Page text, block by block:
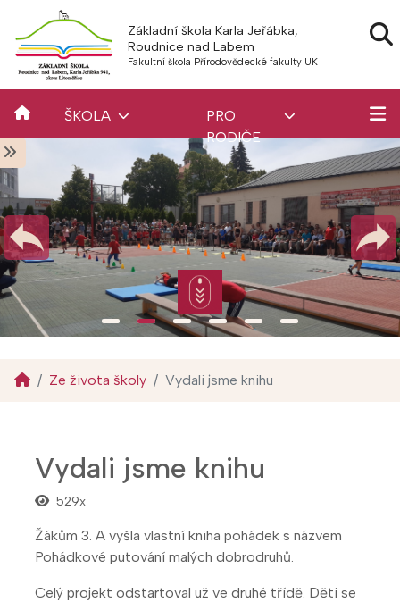
Základní škola Karla Jeřábka,
Roudnice nad Labem
Fakultní škola Přírodovědecké fakulty UK
ŠKOLA
PRO
RODIČE
Ze života školy Vydali jsme knihu
Vydali jsme knihu
529x
Žákům 3. A vyšla vlastní kniha pohádek s názvem
Pohádkové putování malých dobrodruhů
Celý projekt odstartoval už ve druhé třídě. Děti se